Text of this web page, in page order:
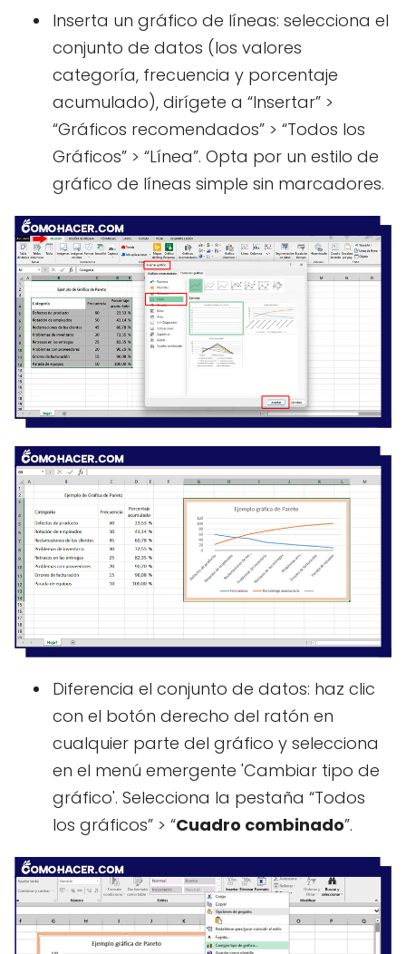
Inserta un gráfico de líneas: selecciona el
conjunto de datos (los valores
categoría, frecuencia y porcentaje
acumulado), dirígete a “Insertar” >
“Gráficos recomendados” > “Todos los
Gráficos” > “Línea”. Opta por un estilo de
gráfico de líneas simple sin marcadores.
Diferencia el conjunto de datos: haz clic
con el botón derecho del ratón en
cualquier parte del gráfico y selecciona
en el menú emergente 'Cambiar tipo de
gráfico'. Selecciona la pestaña “Todos
los gráficos” > “Cuadro combinado”.